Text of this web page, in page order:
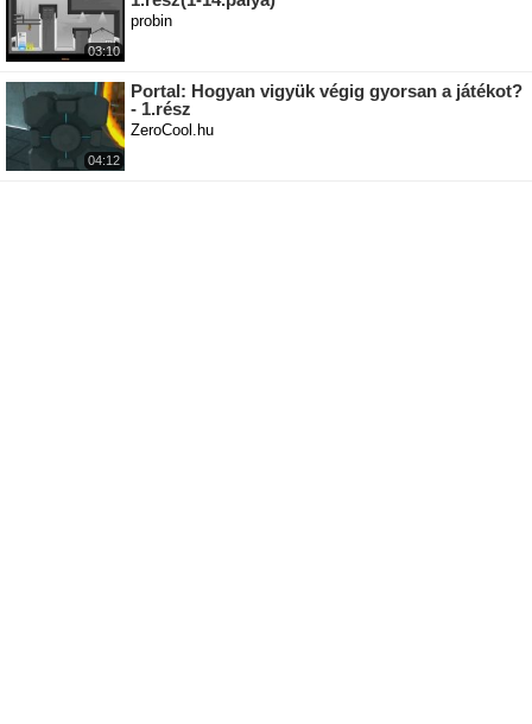
03:10
probin
04:12
Portal: Hogyan vigyük végig gyorsan a játékot?
- 1.rész
ZeroCool.hu